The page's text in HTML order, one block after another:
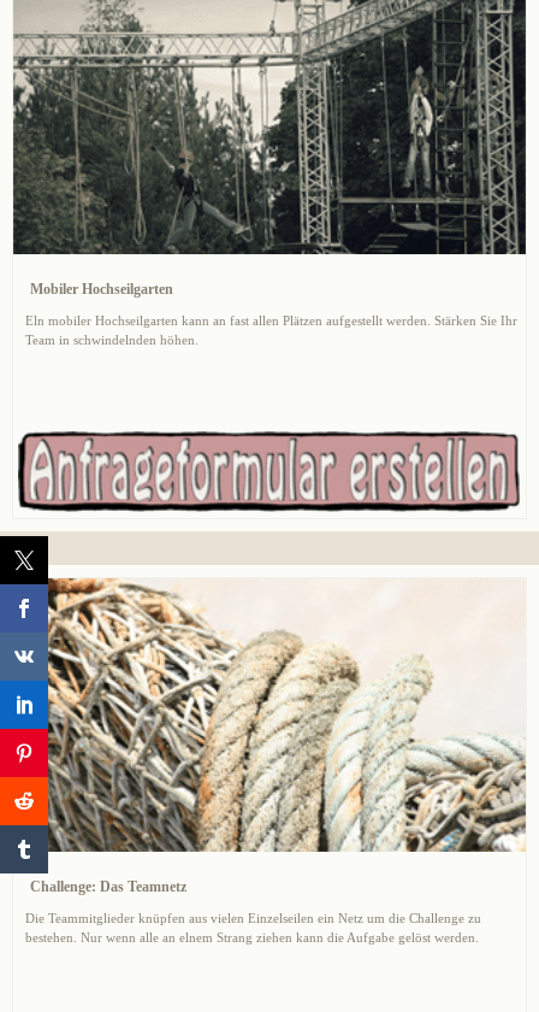
Mobiler Hochseilgarten
Eln mobiler Hochseilgarten kann an fast allen Plätzen aufgestellt werden. Stärken Sie Ihr
Team in schwindelnden höhen.
Challenge: Das Teamnetz
Die Teammitglieder knüpfen aus vielen Einzelseilen ein Netz um die Challenge zu
bestehen. Nur wenn alle an elnem Strang ziehen kann die Aufgabe gelöst werden.